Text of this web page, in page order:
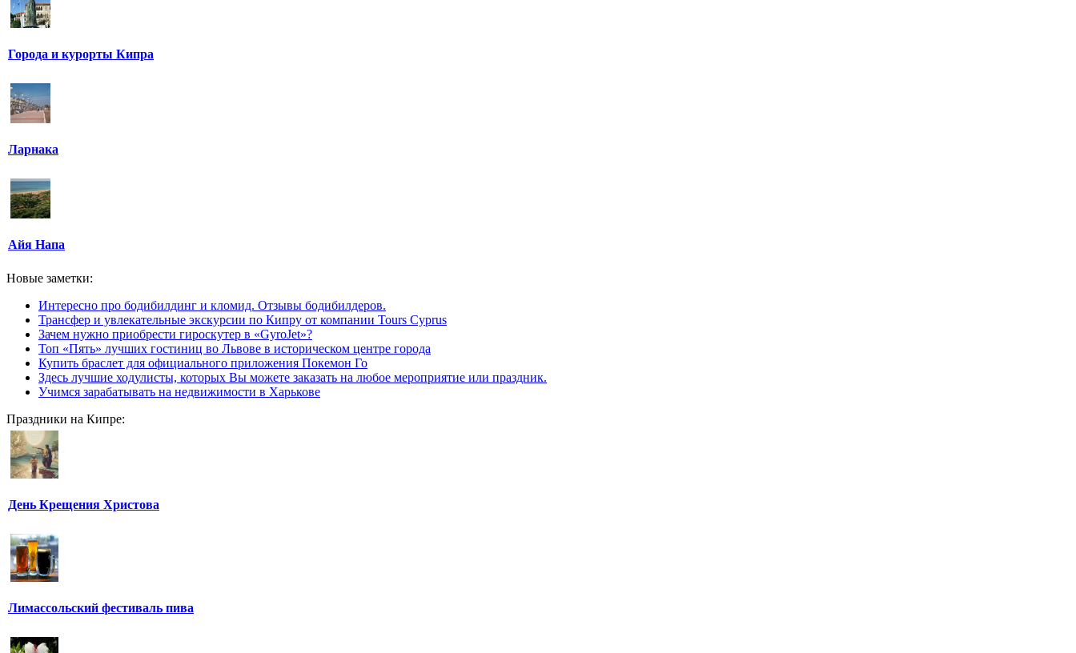
Города и курорты Кипра
Ларнака
Айя Напа
Новые заметки:
Интересно про бодибилдинг и кломид. Отзывы бодибилдеров.
Трансфер и увлекательные экскурсии по Кипру от компании Tours Cyprus
Зачем нужно приобрести гироскутер в «GyroJet»?
Топ «Пять» лучших гостиниц во Львове в историческом центре города
Купить браслет для официального приложения Покемон Го
Здесь лучшие ходулисты, которых Вы можете заказать на любое мероприятие или праздник.
Учимся зарабатывать на недвижимости в Харькове
Праздники на Кипре:
День Крещения Христова
Лимассольский фестиваль пива